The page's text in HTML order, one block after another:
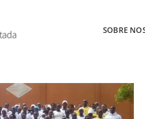
SOBRE